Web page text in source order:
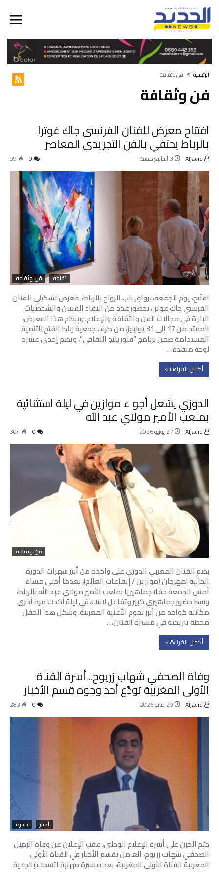
‫الرئيسية‬ فن وثقافة
فن وثقافة
افتتاح معرض للفنان الفرنسي جاك غوترا
بالرباط يحتفي بالفن التجريدي المعاصر
99
ثقافة فن وثقافة
افتُتح، يوم الجمعة، برواق باب الرواح بالرباط، معرض تشكيلي للفنان
الفرنسي جاك غوترا، بحضور عدد من النقاد الفنيين والشخصيات
البارزة في مجالات الفن والثقافة والإعلام. وينظم هذا المعرض،
الممتد من 17 إلى 31 يوليوز، من طرف جمعية رباط الفتح للتنمية
المستدامة ضمن برنامج “فلوريليج الثقافي”، ويضم إحدى عشرة
لوحة منفذة…
‫أكمل القراءة »‬
الدوزي يشعل أجواء موازين في ليلة استثنائية
بملعب الأمير مولاي عبد الله
27 يونيو 2026 304
فن وثقافة
بصم الفنان المغربي الدوزي على واحدة من أبرز سهرات الدورة
الحالية لمهرجان (موازين / إيقاعات العالم)، بعدما أحيى مساء
أمس الجمعة حفلا جماهيريا بملعب الأمير مولاي عبد الله بالرباط،
وسط حضور جماهيري كبير وتفاعل لافت، في ليلة أكدت مرة أخرى
مكانته كواحد من أبرز نجوم الأغنية المغربية. وشكل هذا الحفل
محطة تاريخية في مسيرة الفنان،…
‫أكمل القراءة »‬
وفاة الصحفي شهاب زريوح.. أسرة القناة
الأولى المغربية تودّع أحد وجوه قسم الأخبار
20 مايو 2026 283
أخبار تلفزة
خيّم الحزن على أسرة الإعلام الوطني، عقب الإعلان عن وفاة الزميل
الصحفي شهاب زريوح، العامل بقسم الأخبار في القناة الأولى
المغربية القناة الأولى المغربية، بعد مسيرة مهنية اتسمت بالجدية